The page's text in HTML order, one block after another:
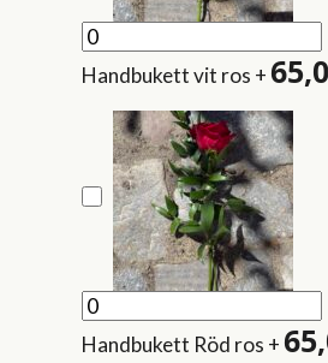
Handbukett vit ros +
Handbukett Röd ros +